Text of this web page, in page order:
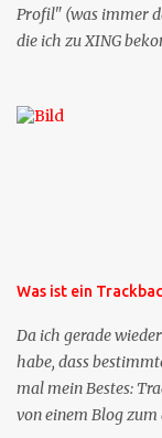
Profil" (was immer
die ich zu XING
bekommen Sie
Was ist ein
Da ich gerade
habe, dass
mal mein Bestes:
von einem Blog zum